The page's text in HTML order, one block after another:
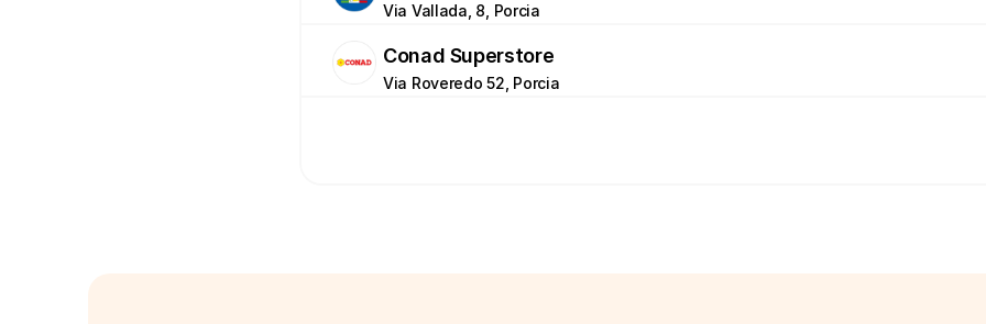
Via Vallada, 8, Porcia
Conad Superstore
Via Roveredo 52, Porcia